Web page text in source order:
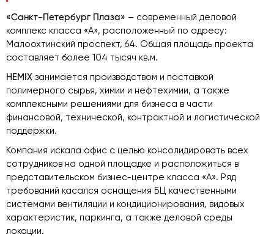
«Санкт-Петербург Плаза» – современный деловой
комплекс класса «А», расположенный по адресу:
Малоохтинский проспект, 64. Общая площадь проекта
составляет более 104 тысяч кв.м.
HEMIX занимается производством и поставкой
полимерного сырья, химии и нефтехимии, а также
комплексными решениями для бизнеса в части
финансовой, технической, контрактной и логистической
поддержки.
Компания искала офис с целью консолидировать всех
сотрудников на одной площадке и расположиться в
представительском бизнес-центре класса «А». Ряд
требований касался оснащения БЦ качественными
системами вентиляции и кондиционирования, видовых
характеристик, паркинга, а также деловой среды
локации.